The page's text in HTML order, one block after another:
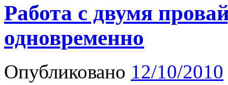
Работа с двумя
одновременно
Опубликовано 12/10/2010